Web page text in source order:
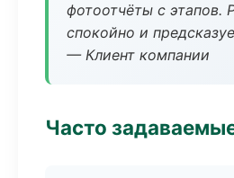
фотоотчёты с этапов.
спокойно и
— Клиент компании
Часто